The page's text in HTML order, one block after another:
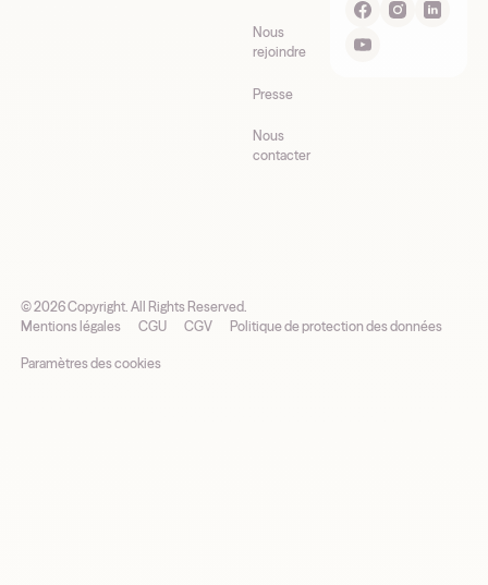
Nous
rejoindre
Presse
Nous
contacter
©2026Copyright. All Rights Reserved.
Mentions légales
CGU CGV Politique de protection des données
Paramètres des cookies